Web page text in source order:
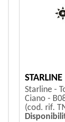
Starline -
Ciano -
(cod. rif.